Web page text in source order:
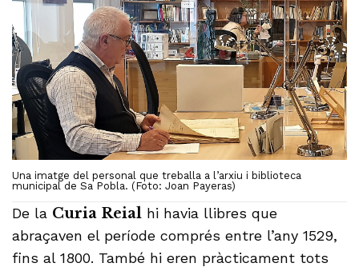
Una imatge del personal que treballa a l’arxiu i biblioteca
municipal de Sa Pobla. (Foto: Joan Payeras)
De la Curia Reial hi havia llibres que
abraçaven el període comprés entre l’any 1529,
fins al 1800. També hi eren pràcticament tots